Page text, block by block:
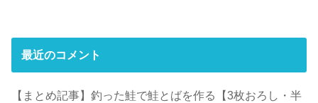
最近のコメント
【まとめ記事】釣った鮭で鮭とばを作る【3枚おろし・半